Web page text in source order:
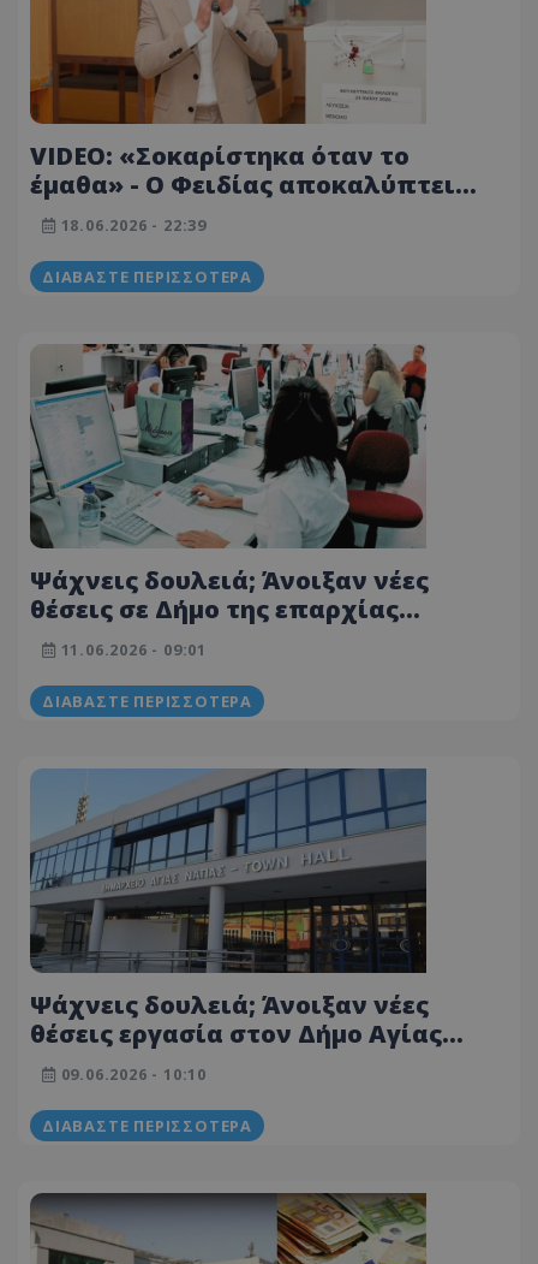
VIDEO: «Σοκαρίστηκα όταν το
έμαθα» - Ο Φειδίας αποκαλύπτει
τους μισθούς και τα επιδόματα των
βουλευτών στην Κύπρο
18.06.2026 - 22:39
ΔΙΑΒΆΣΤΕ ΠΕΡΙΣΣΌΤΕΡΑ
Ψάχνεις δουλειά; Άνοιξαν νέες
θέσεις σε Δήμο της επαρχίας
Λεμεσού – Ποιος ο μισθός
11.06.2026 - 09:01
ΔΙΑΒΆΣΤΕ ΠΕΡΙΣΣΌΤΕΡΑ
Ψάχνεις δουλειά; Άνοιξαν νέες
θέσεις εργασία στον Δήμο Αγίας
Νάπας - Αναλυτικά οι μισθοί
09.06.2026 - 10:10
ΔΙΑΒΆΣΤΕ ΠΕΡΙΣΣΌΤΕΡΑ